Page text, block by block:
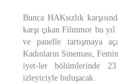
Bunca HAKsızlık
karşı çıkan Filmmor bu
ve panelle tartışmaya
Kadınların Sineması,
iyet-ler bölümlerinde
izleyiciyle buluşacak.